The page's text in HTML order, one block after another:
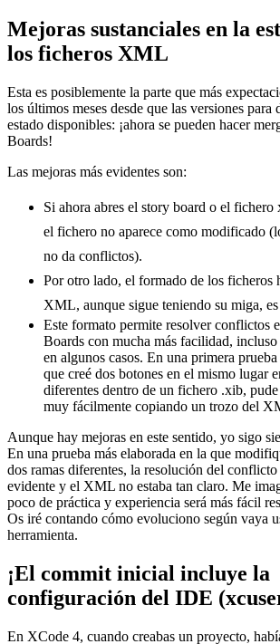
Mejoras sustanciales en la
los ficheros XML
Esta es posiblemente la parte que más
los últimos meses desde que las versiones para
estado disponibles: ¡ahora se pueden hacer
Boards!
Las mejoras más evidentes son:
Si ahora abres el story board o el fichero
el fichero no aparece como modificado
no da conflictos).
Por otro lado, el formado de los ficheros
XML, aunque sigue teniendo su miga,
Este formato permite resolver conflictos
Boards con mucha más facilidad,
en algunos casos. En una primera
que creé dos botones en el mismo lugar
diferentes dentro de un fichero .xib,
muy fácilmente copiando un trozo del
Aunque hay mejoras en este sentido, yo sigo
En una prueba más elaborada en la que
dos ramas diferentes, la resolución del conflicto
evidente y el XML no estaba tan claro. Me
poco de práctica y experiencia será más fácil
Os iré contando cómo evoluciono según vaya
herramienta.
¡El commit inicial incluye la
configuración del IDE
En XCode 4, cuando creabas un proyecto,